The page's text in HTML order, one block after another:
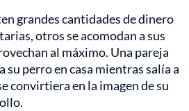
grandes cantidades de dinero
otros se acomodan a sus
al máximo. Una pareja
su perro en casa mientras salía a
convirtiera en la imagen de su